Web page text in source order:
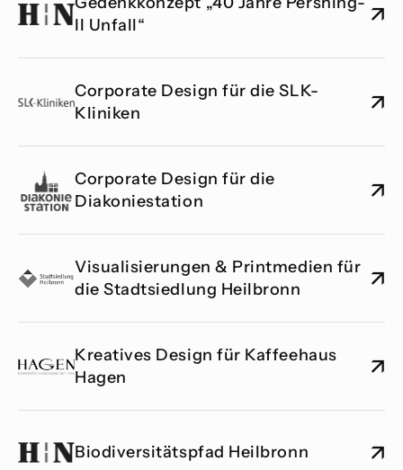
II Unfall“
↗
Corporate Design für die SLK-
Kliniken
↗
Corporate Design für die
Diakoniestation
↗
Visualisierungen & Printmedien für
die Stadtsiedlung Heilbronn
↗
Kreatives Design für Kaffeehaus
Hagen
↗
Biodiversitätspfad Heilbronn ↗